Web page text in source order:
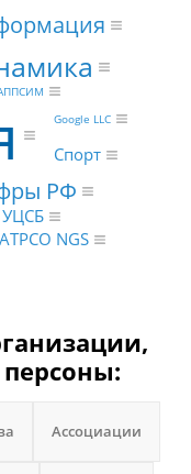
РФ
УЦСБ
ATPCO NGS
Спорт
Google LLC
Ассоциации